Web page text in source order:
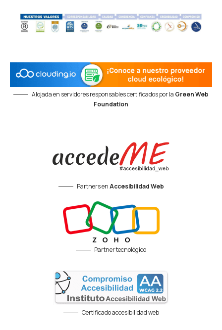
Alojada en servidores responsables certificados por la Green Web
Foundation
Partners enAccesibilidad Web
Partner tecnológico
Certificado accesibilidad web